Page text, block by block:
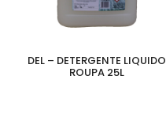
DEL – DETERGENTE LIQUIDO
ROUPA 25L